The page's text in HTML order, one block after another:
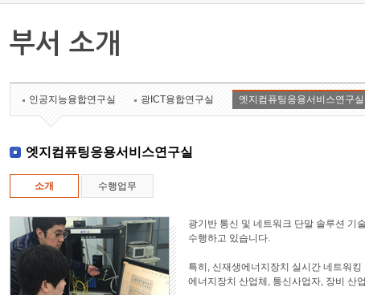
부서 소개
인공지능융합연구실 광ICT융합연구실 엣지컴퓨팅응용서비스연구실
엣지컴퓨팅응용서비스연구실
소개 수행업무
광기반 통신 및 네트워크 단말 솔루션 기
수행하고 있습니다.
특히, 신재생에너지장치 실시간 네트워
에너지장치 산업체, 통신사업자, 장비 산